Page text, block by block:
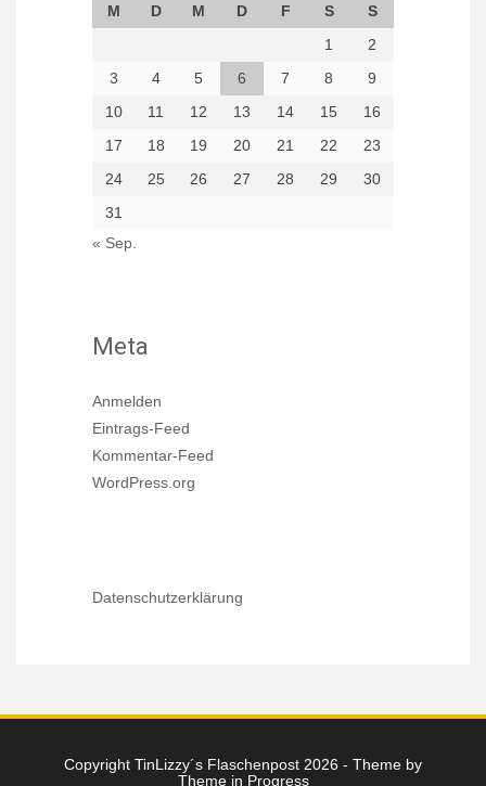
M D M D F S
S
1
2
3
4 5 6 7 8
9
10
11 12 13 14 15
16
17
18 19 20 21 22
23
24
25 26 27 28 29
30
31
« Sep.
Meta
Anmelden
Eintrags-Feed
Kommentar-Feed
WordPress.org
Datenschutzerklärung
Copyright TinLizzy´s Flaschenpost 2026 - Theme by
Theme in Progress